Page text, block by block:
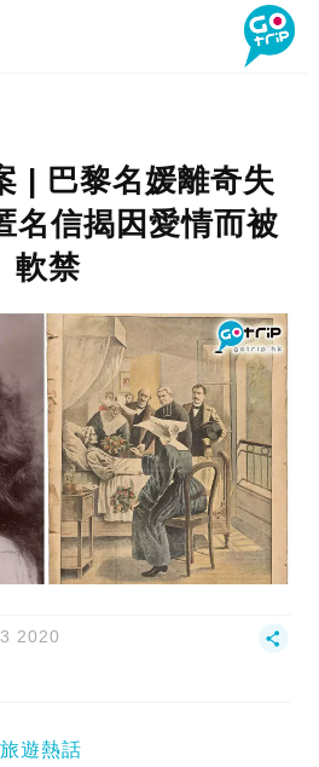
| 巴黎名媛離奇失
名信揭因愛情而被
軟禁
2020
旅遊熱話